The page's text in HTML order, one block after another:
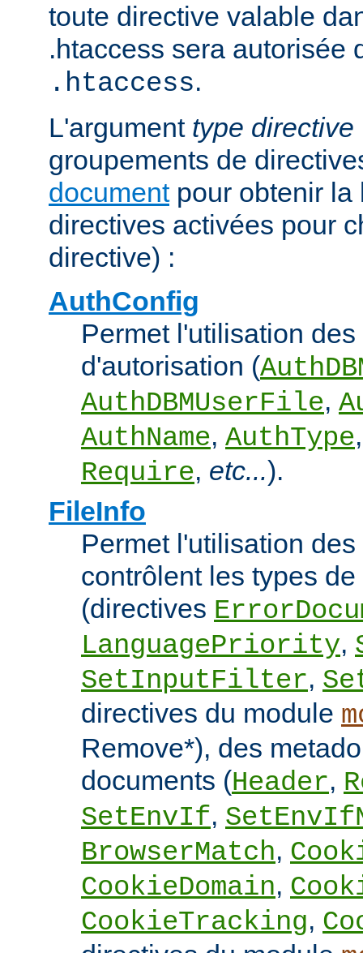
toute directive valable
.htaccess sera autorisée
.htaccess.
L'argument type directive
groupements de
documentpour obtenir la
directives activées pour
directive) :
AuthConfig
Permet l'utilisation
d'autorisation (
AuthDBMUserFile,
AuthName, AuthType
Require, etc...).
FileInfo
Permet l'utilisation
contrôlent les types
(directives
LanguagePriority,
SetInputFilter,
directives du module
Remove*), des
documents (Header,
SetEnvIf,
BrowserMatch,
CookieDomain,
CookieTracking,